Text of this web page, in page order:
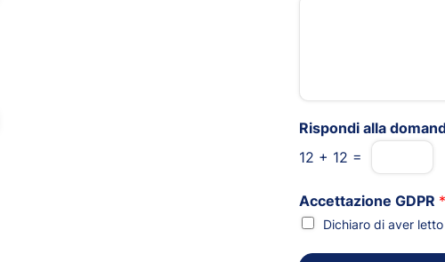
Rispondi alla
12 + 12 =
Accettazione GDPR *
Dichiaro di aver